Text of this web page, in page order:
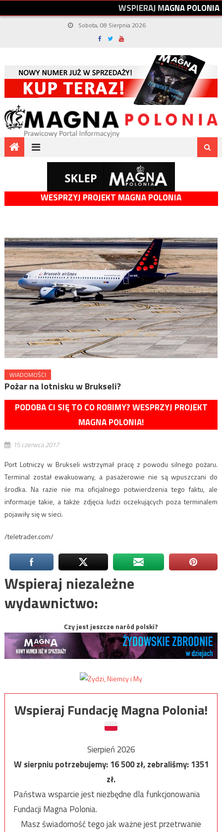
WSPIERAJMAGNAPOLONIA
Sobota, 08 Sierpnia 2026
WESPRZYJ PROJEKT MAGNA POLONIA
WIADOMOŚCI
Pożar na lotnisku w Brukseli?
PODOBA CI SIĘ TO CO ROBIMY? WESPRZYJ PROJEKT
MAGNA POLONIA!
15 czerwca 2017
Port Lotniczy w Brukseli wstrzymał pracę z powodu silnego pożaru.
Terminal został ewakuowany, a pasażerowie nie są wpuszczani do
środka. Na razie nie ma oficjalnego potwierdzenia tego faktu, ale
informacje takie, a także zdjęcia ludzi oczekujących poza terminalem
pojawiły się w sieci.
/teletrader.com/
Wspieraj niezależne
wydawnictwo:
Czy jest jeszcze naród polski?
Wspieraj Fundację Magna Polonia!
Sierpień 2026
W sierpniu potrzebujemy:16 500zł, zebraliśmy:1351
zł.
Państwa wsparcie jest niezbędne dla funkcjonowania
Fundacji Magna Polonia.
Masz świadomość tego jak ważne jest przetrwanie